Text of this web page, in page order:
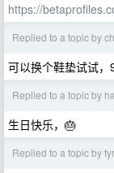
https://
Replied to a topic by
可以换个鞋垫试试
Replied to a topic by
生日快乐，🎂
Replied to a topic by